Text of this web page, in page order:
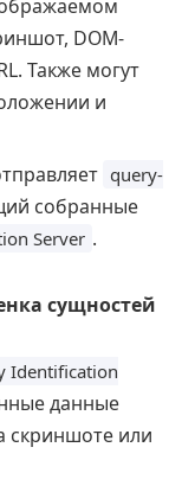
DOM-
Также могут
и
query-
собранные
Server .
сущностей
Identification
данные
скриншоте или